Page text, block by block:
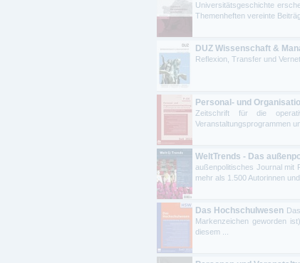
Universitätsgeschichte
Themenheften vereinte
DUZ Wissenschaft &
Reflexion, Transfer und
Personal- und
Zeitschrift für die
Veranstaltungsprogrammen
WeltTrends - Das
außenpolitisches Journal mit
mehr als 1.500 Autorinnen und
Das Hochschulwesen
Markenzeichen geworden
diesem ...